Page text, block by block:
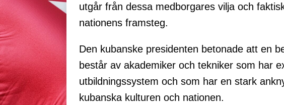
utgår från dessa medborgares vilja och
nationens framsteg.
Den kubanske presidenten betonade att en
består av akademiker och tekniker som har
utbildningssystem och som har en stark
kubanska kulturen och nationen.